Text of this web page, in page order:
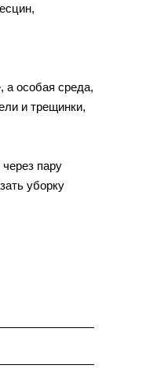
а особая среда,
и трещинки,
пару
уборку